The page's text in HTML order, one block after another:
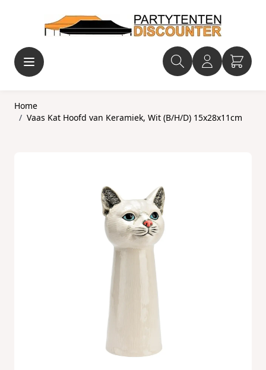
Home
/ Vaas Kat Hoofd van Keramiek, Wit (B/H/D) 15x28x11cm